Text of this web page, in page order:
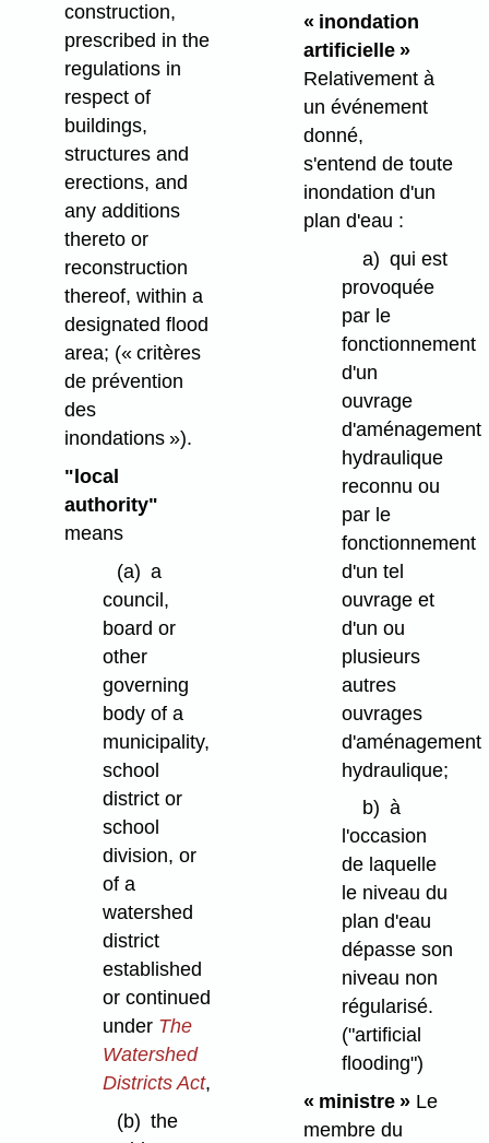
construction,
prescribed in the
regulations in
respect of
buildings,
structures and
erections, and
any additions
thereto or
reconstruction
thereof, within a
designated flood
area; (« critères
de prévention
des
inondations »).
"local
authority"
means
(a) a
council,
board or
other
governing
body of a
municipality,
school
district or
school
division, or
of a
watershed
district
established
or continued
under The
Watershed
Districts Act,
(b) the
« inondation
artificielle »
Relativement à
un événement
donné,
s'entend de toute
inondation d'un
plan d'eau :
a) qui est
provoquée
par le
fonctionnement
d'un
ouvrage
d'aménagement
hydraulique
reconnu ou
par le
fonctionnement
d'un tel
ouvrage et
d'un ou
plusieurs
autres
ouvrages
d'aménagement
hydraulique;
b) à
l'occasion
de laquelle
le niveau du
plan d'eau
dépasse son
niveau non
régularisé.
("artificial
flooding")
« ministre »Le
membre du